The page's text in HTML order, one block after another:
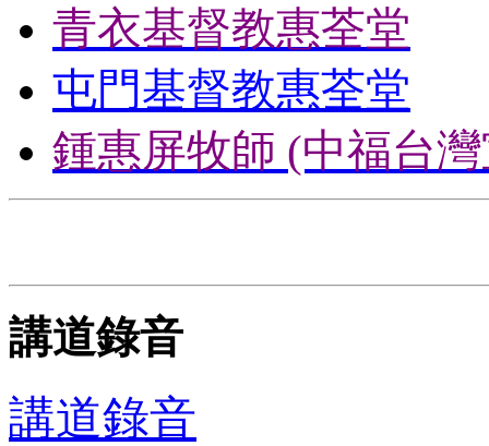
青衣基督教惠荃堂
屯門基督教惠荃堂
鍾惠屏牧師 (中福台
講道錄音
講道錄音